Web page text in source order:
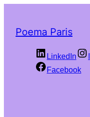
Poema Paris
LinkedIn
Facebook